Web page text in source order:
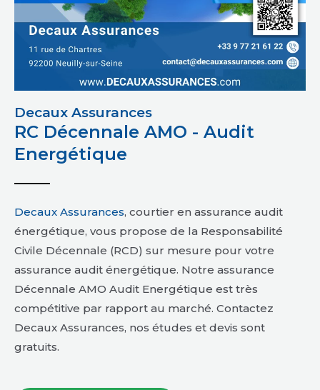
Decaux Assurances
RC Décennale AMO - Audit
Energétique
Decaux Assurances, courtier en assurance audit
énergétique, vous propose de la Responsabilité
Civile Décennale (RCD) sur mesure pour votre
assurance audit énergétique. Notre assurance
Décennale AMO Audit Energétique est très
compétitive par rapport au marché. Contactez
Decaux Assurances, nos études et devis sont
gratuits.